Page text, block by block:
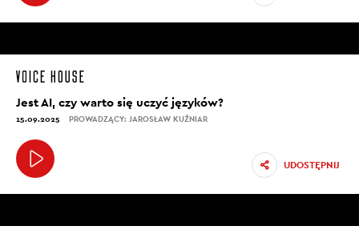
Jest AI, czy warto się uczyć języków?
15.09.2025 PROWADZĄCY: JAROSŁAW KUŹNIAR
UDOSTĘPNIJ